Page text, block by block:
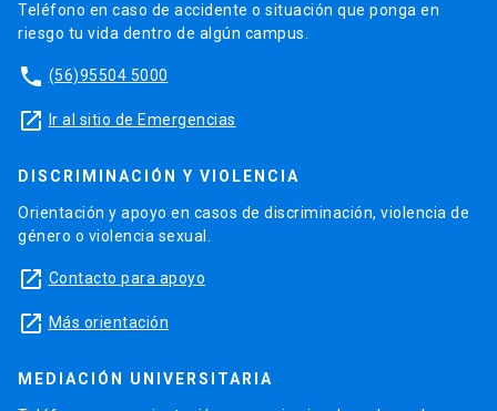
Teléfono en caso de accidente o situación que ponga en
riesgo tu vida dentro de algún campus.
phone (56)95504 5000
launch Ir al sitio de Emergencias
DISCRIMINACIÓN Y VIOLENCIA
Orientación y apoyo en casos de discriminación, violencia de
género o violencia sexual.
launch Contacto para apoyo
launch Más orientación
MEDIACIÓN UNIVERSITARIA